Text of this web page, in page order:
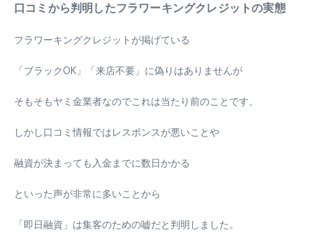
口コミから判明したフラワーキングクレジットの実態
フラワーキングクレジットが掲げている
「ブラックOK」「来店不要」に偽りはありませんが
そもそもヤミ金業者なのでこれは当たり前のことです。
しかし口コミ情報ではレスポンスが悪いことや
融資が決まっても入金までに数日かかる
といった声が非常に多いことから
「即日融資」は集客のための嘘だと判明しました。